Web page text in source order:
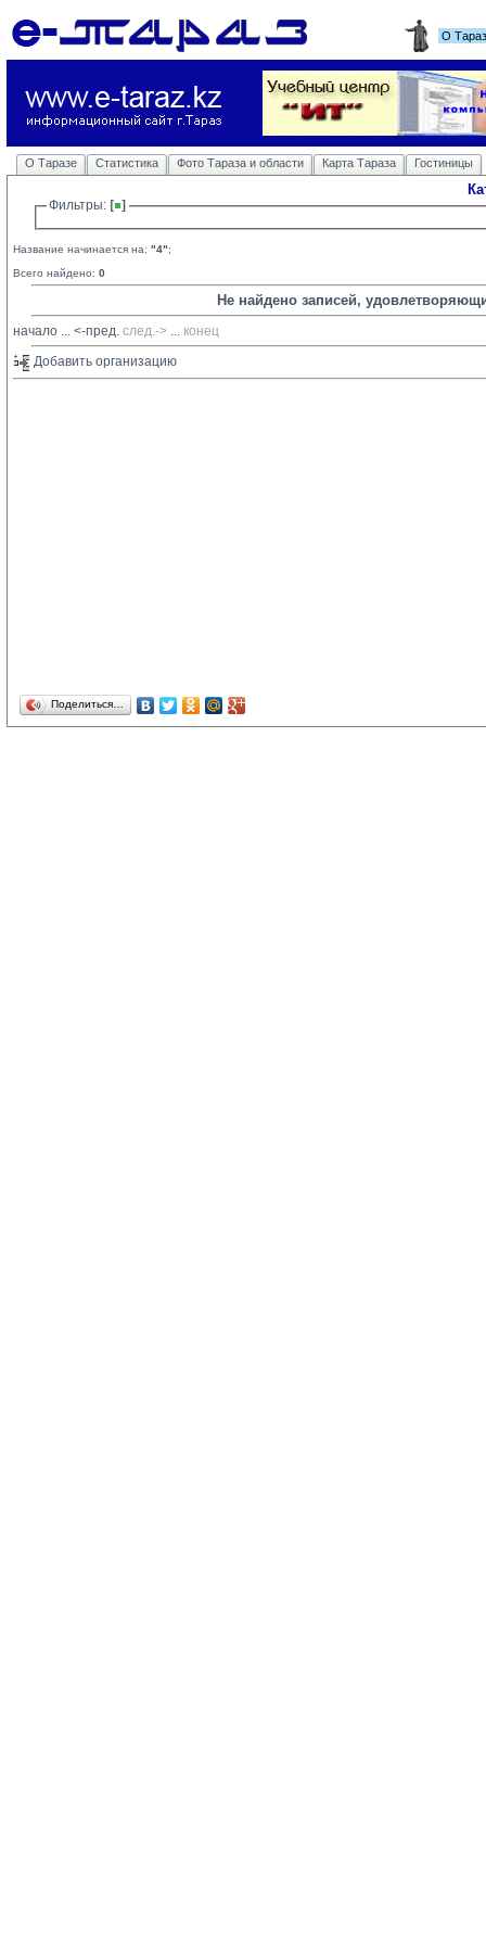
О
О Таразе Статистика Фото Тараза и области Карта Тараза Гостиницы
Фильтры:
Название начинается на: "4";
Всего найдено: 0
Не найдено записей,
начало ... <-пред. след.-> ... конец
Добавить организацию
Поделиться…